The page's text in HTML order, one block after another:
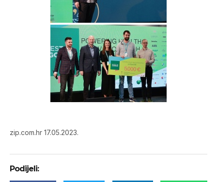
zip.com.hr 17.05.2023.
Podijeli: